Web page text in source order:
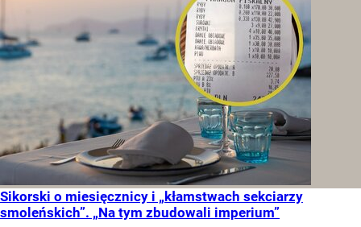
Sikorski o miesięcznicy i „kłamstwach sekciarzy
smoleńskich”. „Na tym zbudowali imperium”